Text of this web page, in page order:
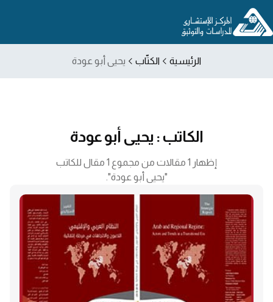
الرئيسية الكتّاب يحيى أبو عودة
الكاتب : يحيى أبو عودة
إظهار 1 مقالات من مجموع 1 مقال للكاتب
"يحيى أبو عودة".